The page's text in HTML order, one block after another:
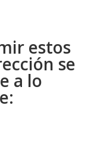
estos
se
a lo